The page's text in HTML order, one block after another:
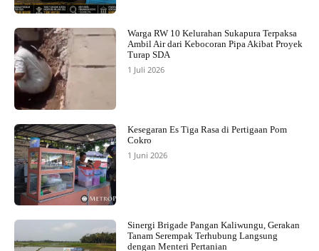
Warga RW 10 Kelurahan Sukapura Terpaksa
Ambil Air dari Kebocoran Pipa Akibat Proyek
Turap SDA
1 Juli 2026
Kesegaran Es Tiga Rasa di Pertigaan Pom
Cokro
1 Juni 2026
Sinergi Brigade Pangan Kaliwungu, Gerakan
Tanam Serempak Terhubung Langsung
dengan Menteri Pertanian